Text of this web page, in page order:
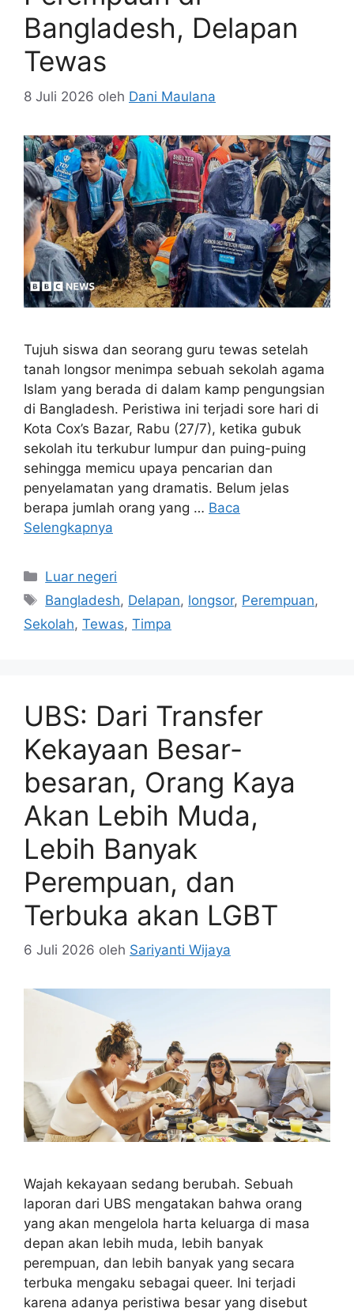
Bangladesh, Delapan
Tewas
8 Juli 2026 oleh Dani Maulana
Tujuh siswa dan seorang guru tewas setelah
tanah longsor menimpa sebuah sekolah agama
Islam yang berada di dalam kamp pengungsian
di Bangladesh. Peristiwa ini terjadi sore hari di
Kota Cox’s Bazar, Rabu (27/7), ketika gubuk
sekolah itu terkubur lumpur dan puing-puing
sehingga memicu upaya pencarian dan
penyelamatan yang dramatis. Belum jelas
berapa jumlah orang yang … Baca
Selengkapnya
Kategori
Luar negeri
Tag
Bangladesh, Delapan, longsor, Perempuan,
Sekolah, Tewas, Timpa
UBS: Dari Transfer
Kekayaan Besar-
besaran, Orang Kaya
Akan Lebih Muda,
Lebih Banyak
Perempuan, dan
Terbuka akan LGBT
6 Juli 2026 oleh Sariyanti Wijaya
Wajah kekayaan sedang berubah. Sebuah
laporan dari UBS mengatakan bahwa orang
yang akan mengelola harta keluarga di masa
depan akan lebih muda, lebih banyak
perempuan, dan lebih banyak yang secara
terbuka mengaku sebagai queer. Ini terjadi
karena adanya peristiwa besar yang disebut